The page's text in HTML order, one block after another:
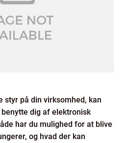
styr på din virksomhed, kan
dig af elektronisk
har du mulighed for at blive
og hvad der kan